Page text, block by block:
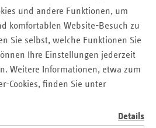
und andere Funktionen, um
komfortablen Website-Besuch zu
Sie selbst, welche Funktionen Sie
Ihre Einstellungen jederzeit
Weitere Informationen, etwa zum
Cookies, finden Sie unter
Details